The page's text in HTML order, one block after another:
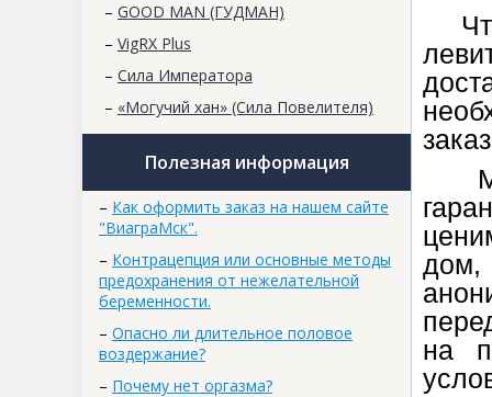
– GOOD MAN (ГУДМАН)
– VigRX Plus
– Сила Императора
– «Могучий хан» (Сила Повелителя)
Полезная информация
– Как оформить заказ на нашем сайте
"ВиаграМск".
– Контрацепция или основные методы
предохранения от нежелательной
беременности.
– Опасно ли длительное половое
воздержание?
– Почему нет оргазма?
Мы
дом,
на